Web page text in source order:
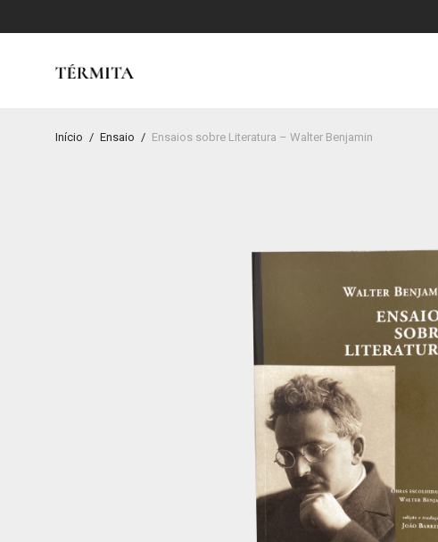
Início / Ensaio / Ensaios sobre Literatura – Walter Benjamin